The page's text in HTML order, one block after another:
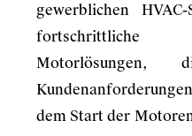
gewerblichen
fortschrittliche
dem Start der